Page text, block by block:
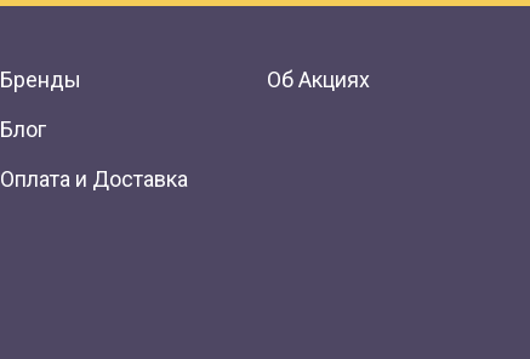
Бренды
Блог
Оплата и Доставка
Об Акциях